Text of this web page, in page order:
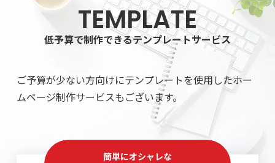
TEMPLATE
低予算で制作できるテンプレートサービス
ご予算が少ない方向けにテンプレートを使用したホー
ムページ制作サービスもございます。
簡単にオシャレな